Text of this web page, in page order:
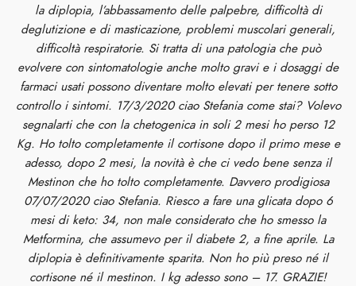
la diplopia, l’abbassamento delle palpebre, difficoltà di
deglutizione e di masticazione, problemi muscolari generali,
difficoltà respiratorie. Si tratta di una patologia che può
evolvere con sintomatologie anche molto gravi e i dosaggi de
farmaci usati possono diventare molto elevati per tenere sotto
controllo i sintomi. 17/3/2020 ciao Stefania come stai? Volevo
segnalarti che con la chetogenica in soli 2 mesi ho perso 12
Kg. Ho tolto completamente il cortisone dopo il primo mese e
adesso, dopo 2 mesi, la novità è che ci vedo bene senza il
Mestinon che ho tolto completamente. Davvero prodigiosa
07/07/2020 ciao Stefania. Riesco a fare una glicata dopo 6
mesi di keto: 34, non male considerato che ho smesso la
Metformina, che assumevo per il diabete 2, a fine aprile. La
diplopia è definitivamente sparita. Non ho più preso né il
cortisone né il mestinon. I kg adesso sono – 17. GRAZIE!